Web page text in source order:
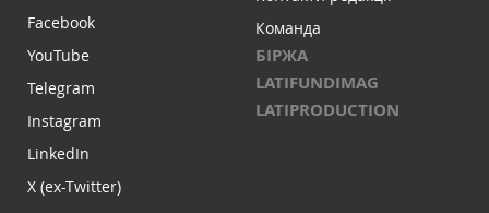
Facebook
YouTube
Telegram
Instagram
LinkedIn
X (ex-Twitter)
Команда
БІРЖА
LATIFUNDIMAG
LATIPRODUCTION